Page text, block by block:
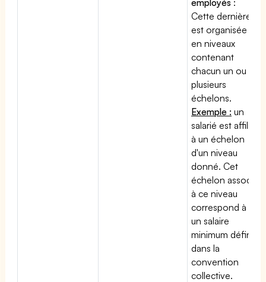
Cette dernière
est organisée
en niveaux
contenant
chacun un ou
plusieurs
échelons.
Exemple : un
salarié est affilié
à un échelon
d'un niveau
donné. Cet
échelon associé
à ce niveau
correspond à
un salaire
minimum défini
dans la
convention
collective.